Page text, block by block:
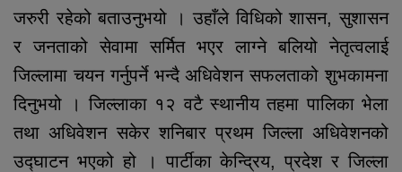
जरुरी रहेको बताउनुभयो । उहाँले विधिको शासन, सुशासन
र जनताको सेवामा सर्मित भएर लाग्ने बलियो नेतृत्वलाई
जिल्लामा चयन गर्नुपर्ने भन्दै अधिवेशन सफलताको शुभकामना
दिनुभयो । जिल्लाका १२ वटै स्थानीय तहमा पालिका भेला
तथा अधिवेशन सकेर शनिबार प्रथम जिल्ला अधिवेशनको
उद्घाटन भएको हो । पार्टीका केन्द्रिय, प्रदेश र जिल्ला